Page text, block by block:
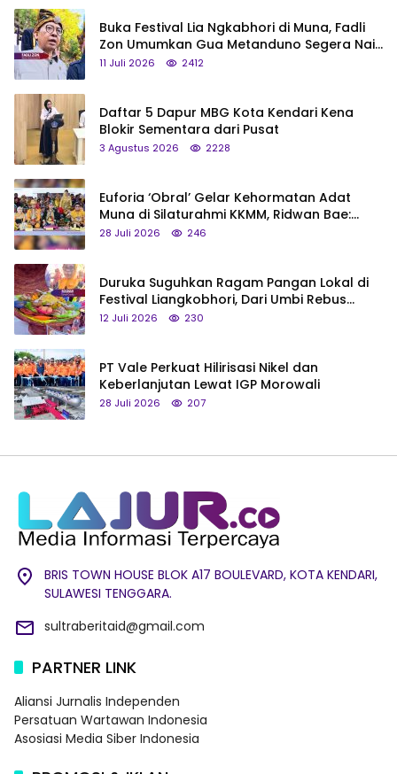
Buka Festival Lia Ngkabhori di Muna, Fadli
Zon Umumkan Gua Metanduno Segera Naik
Status Jadi Cagar Budaya Nasional
11 Juli 2026 2412
Daftar 5 Dapur MBG Kota Kendari Kena
Blokir Sementara dari Pusat
3 Agustus 2026 2228
Euforia ‘Obral’ Gelar Kehormatan Adat
Muna di Silaturahmi KKMM, Ridwan Bae:
Saya Bukan Tipe Begitu, Belum Pantas!
28 Juli 2026 246
Duruka Suguhkan Ragam Pangan Lokal di
Festival Liangkobhori, Dari Umbi Rebus
hingga Tumpeng Beras Muna
12 Juli 2026 230
PT Vale Perkuat Hilirisasi Nikel dan
Keberlanjutan Lewat IGP Morowali
28 Juli 2026 207
BRIS TOWN HOUSE BLOK A17 BOULEVARD, KOTA KENDARI,
SULAWESI TENGGARA.
sultraberitaid@gmail.com
PARTNER LINK
Aliansi Jurnalis Independen
Persatuan Wartawan Indonesia
Asosiasi Media Siber Indonesia